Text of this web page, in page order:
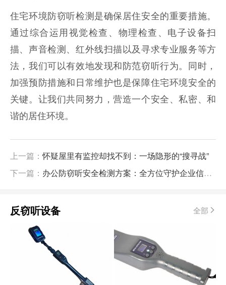
住宅环境防窃听检测是确保居住安全的重要措施。
通过综合运用视觉检查、物理检查、电子设备扫
描、声音检测、红外线扫描以及寻求专业服务等方
法，我们可以有效地发现和防范窃听行为。同时，
加强预防措施和日常维护也是保障住宅环境安全的
关键。让我们共同努力，营造一个安全、私密、和
谐的居住环境。
上一篇：怀疑屋里有监控却找不到：一场隐形的“搜寻战”
下一篇： 办公防窃听安全检测方案：全方位守护企业信息安全
反窃听设备 全部